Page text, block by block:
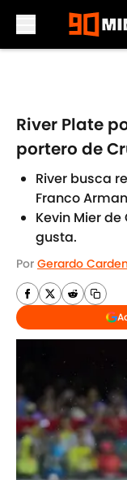
River Plate
portero de
River busca
Franco
Kevin Mier
gusta.
Por Gerardo